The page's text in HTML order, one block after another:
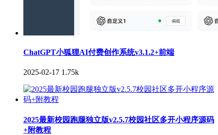
ChatGPT小狐狸AI付费创作系统v3.1.2+前端
2025-02-17 1.75k
2025最新校园跑腿独立版v2.5.7校园社区多开小程序源码
+附教程